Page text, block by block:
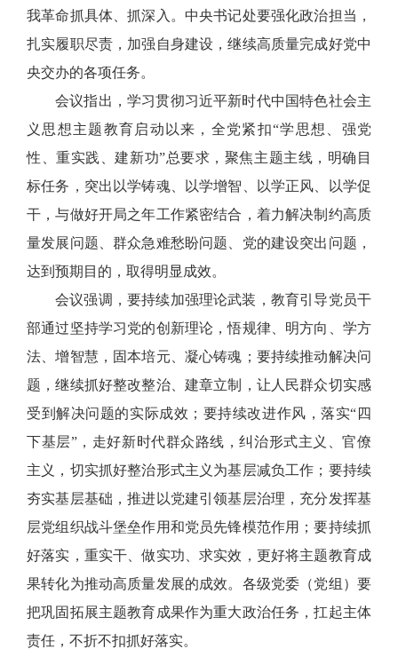
我革命抓具体、抓深入。中央书记处要强化政治担当，
扎实履职尽责，加强自身建设，继续高质量完成好党中
央交办的各项任务。
会议指出，学习贯彻习近平新时代中国特色社会主
义思想主题教育启动以来，全党紧扣“学思想、强党
性、重实践、建新功”总要求，聚焦主题主线，明确目
标任务，突出以学铸魂、以学增智、以学正风、以学促
干，与做好开局之年工作紧密结合，着力解决制约高质
量发展问题、群众急难愁盼问题、党的建设突出问题，
达到预期目的，取得明显成效。
会议强调，要持续加强理论武装，教育引导党员干
部通过坚持学习党的创新理论，悟规律、明方向、学方
法、增智慧，固本培元、凝心铸魂；要持续推动解决问
题，继续抓好整改整治、建章立制，让人民群众切实感
受到解决问题的实际成效；要持续改进作风，落实“四
下基层”，走好新时代群众路线，纠治形式主义、官僚
主义，切实抓好整治形式主义为基层减负工作；要持续
夯实基层基础，推进以党建引领基层治理，充分发挥基
层党组织战斗堡垒作用和党员先锋模范作用；要持续抓
好落实，重实干、做实功、求实效，更好将主题教育成
果转化为推动高质量发展的成效。各级党委（党组）要
把巩固拓展主题教育成果作为重大政治任务，扛起主体
责任，不折不扣抓好落实。